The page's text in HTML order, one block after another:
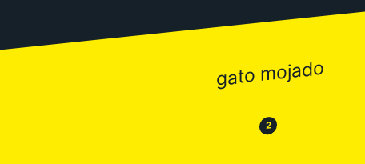
gato mojado
😒 2 😂